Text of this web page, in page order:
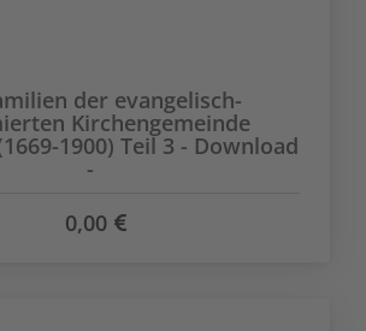
der evangelisch-
Kirchengemeinde
1900) Teil 3 - Download
-
0,00